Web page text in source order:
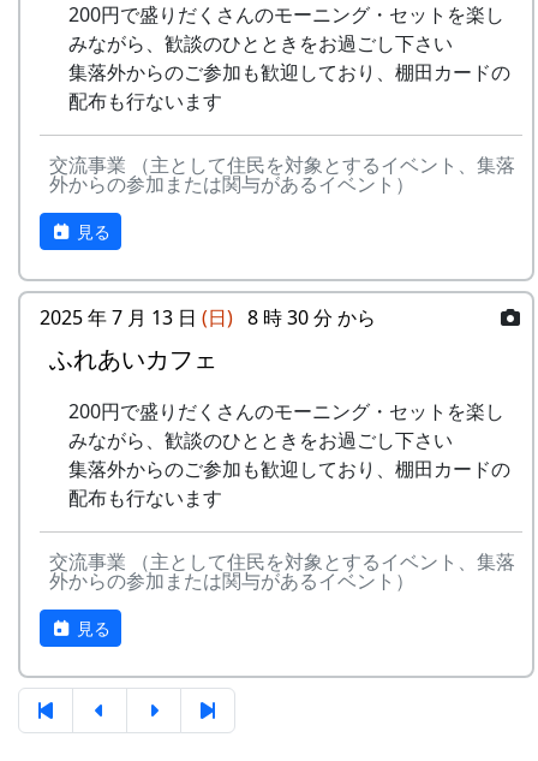
こんなもんです。写真を見てもらうと一番よくわ
うな田んぼです。
岩座神には、大小あわせて465枚の棚田がありま
す。
そして、全国棚田サミットに参加した木原博さん
の話によると、「岩座神の棚田みたいに石垣がシ
ャキッとして奇麗なやつは珍しいんじゃ」という
事です。石垣の高さは平均 2 m、高いところで 5
ぼるそうです。
ところが、そういう自慢話だけで済むわけでなく
餅つき
予定がころころと変更されたような気がします
が、気のせいでしょうか。
NASAのスペースシャトルですら、天候で打上げ
予定が変わります。ましてや、お天気まかせの農
作物が相手ですから、これぐらいは誤差の範囲と
いうことで、どうか大目に見てください。
水田の中の雑草を引き抜く。
あまごつかみ
川に放流されたあまごを手で掴んで
獲る。子供たちのためのアトラクシ
ョン。串に刺して塩焼きにして食す
る。
案山子作り
万年草挿し木
石垣を飾る万年草の苗を育てるため
8月20日（日）2000-08-20 蕎麦種蒔き
蕎麦植え
蕎麦の種を植える。
9月24日（日）2000-09-24 棚田オーナー稲刈
り ...
稲刈り
取り、稲木に掛けて天日干しにす
る。
宵宮 2000-10-08 秋祭
秋祭り
200円で盛りだくさんのモーニング・セットを楽し
みながら、歓談のひとときをお過ごし下さい
集落外からのご参加も歓迎しており、棚田カードの
配布も行ないます
交流事業 （主として住民を対象とするイベント、集落
外からの参加または関与があるイベント）
見る
2025 年 7 月 13 日 (日) 8 時 30 分 から
ふれあいカフェ
200円で盛りだくさんのモーニング・セットを楽し
みながら、歓談のひとときをお過ごし下さい
集落外からのご参加も歓迎しており、棚田カードの
配布も行ないます
交流事業 （主として住民を対象とするイベント、集落
外からの参加または関与があるイベント）
見る